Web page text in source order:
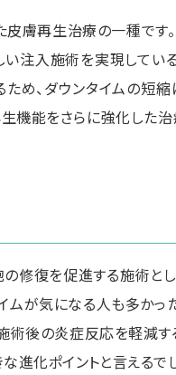
膚再生治療の一種です
注入施術を実現してい
め、ダウンタイムの短
生機能をさらに強化した
修復を促進する施術と
ムが気になる人も多かっ
術後の炎症反応を軽減
化ポイントと言えるでし